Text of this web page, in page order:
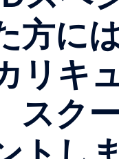
方に
リキ
スク